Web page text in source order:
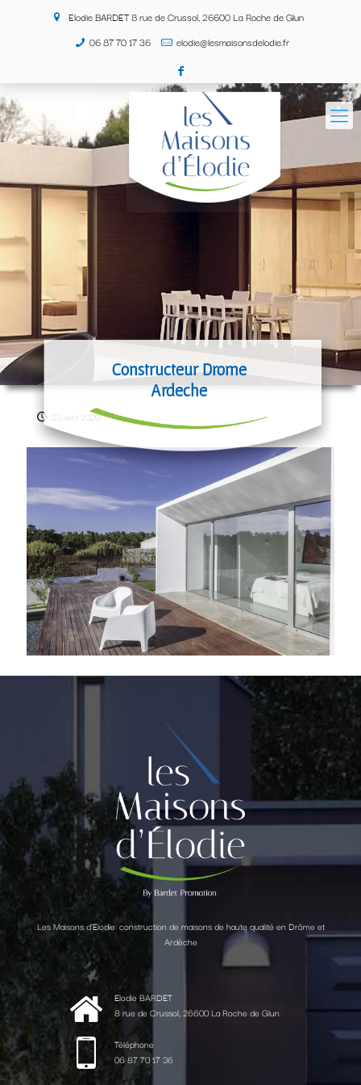
Elodie BARDET 8 rue de Crussol, 26600 La Roche de Glun
06 87 70 17 36
elodie@lesmaisonsdelodie.fr
Constructeur Drome
Ardeche
23 avril 2020
Les Maisons d'Elodie: construction de maisons de haute qualité en Drôme et
Ardèche
Elodie BARDET
8 rue de Crussol, 26600 La Roche de Glun
Téléphone
06 87 70 17 36